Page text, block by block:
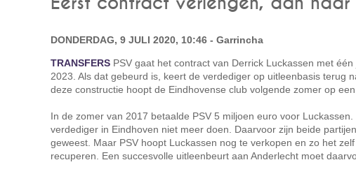
DONDERDAG, 9 JULI 2020, 10:46 - Garrincha
TRANSFERS PSV gaat het contract van Derrick Luckassen met
2023. Als dat gebeurd is, keert de verdediger op uitleenbasis terug
deze constructie hoopt de Eindhovense club volgende zomer op
In de zomer van 2017 betaalde PSV 5 miljoen euro voor Luckassen.
verdediger in Eindhoven niet meer doen. Daarvoor zijn beide
geweest. Maar PSV hoopt Luckassen nog te verkopen en zo het
recuperen. Een succesvolle uitleenbeurt aan Anderlecht moet